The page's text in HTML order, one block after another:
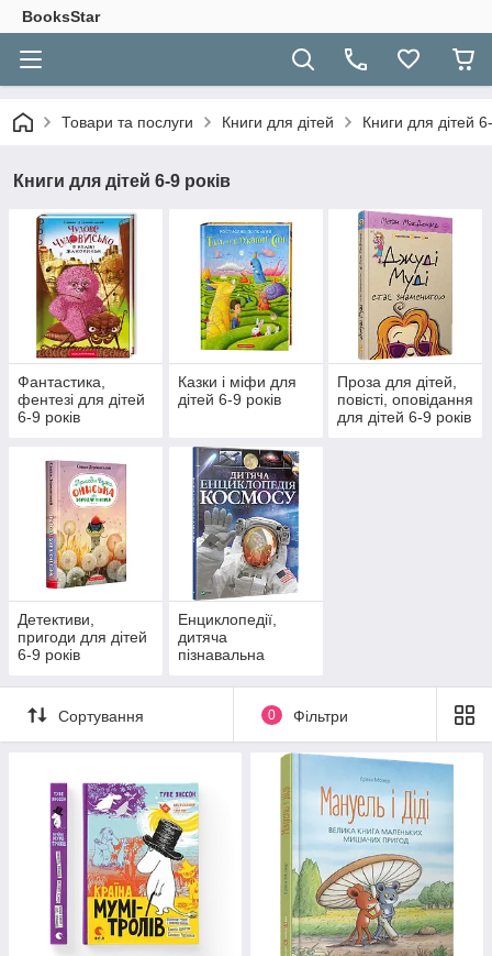
BooksStar
Товари та послуги Книги для дітей Книги для дітей
Книги для дітей 6-9 років
Фантастика,
фентезі для дітей
6-9 років
Казки і міфи для
дітей 6-9 років
Проза для дітей,
повісті, оповідання
для дітей 6-9 років
Детективи,
пригоди для дітей
6-9 років
Енциклопедії,
дитяча
пізнавальна
дітей 6-9 років
Сортування
0 Фільтри